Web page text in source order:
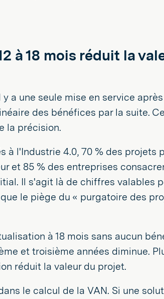
à 18 mois réduit la
une seule mise en service après
des bénéfices par la suite.
la précision.
à l'Industrie 4.0, 70 % des projets
et 85 % des entreprises
Il s'agit là de chiffres valables
le piège du « purgatoire des
à 18 mois sans aucun
et troisième années diminue.
réduit la valeur du projet.
le calcul de la VAN. Si une